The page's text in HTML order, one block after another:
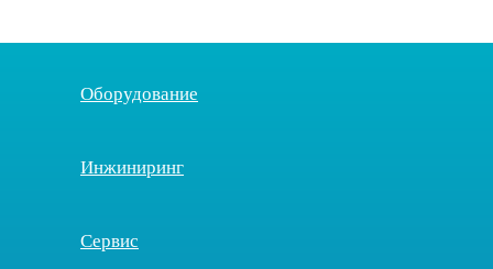
Оборудование
Инжиниринг
Сервис